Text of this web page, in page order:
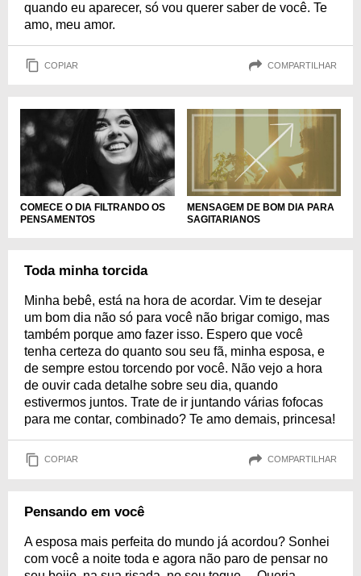
quando eu aparecer, só vou querer saber de você. Te
amo, meu amor.
COPIAR COMPARTILHAR
COMECE O DIA FILTRANDO OS
PENSAMENTOS
MENSAGEM DE BOM DIA PARA
SAGITARIANOS
Toda minha torcida
Minha bebê, está na hora de acordar. Vim te desejar
um bom dia não só para você não brigar comigo, mas
também porque amo fazer isso. Espero que você
tenha certeza do quanto sou seu fã, minha esposa, e
de sempre estou torcendo por você. Não vejo a hora
de ouvir cada detalhe sobre seu dia, quando
estivermos juntos. Trate de ir juntando várias fofocas
para me contar, combinado? Te amo demais, princesa!
COPIAR COMPARTILHAR
Pensando em você
A esposa mais perfeita do mundo já acordou? Sonhei
com você a noite toda e agora não paro de pensar no